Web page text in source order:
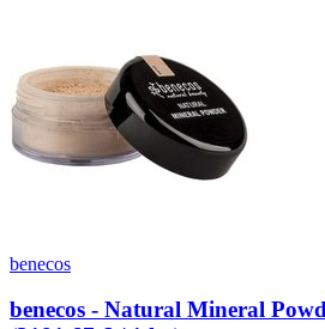
benecos
benecos - Natural Mineral